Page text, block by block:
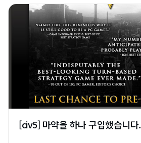
[civ5] 마약을 하나 구입했습니다.